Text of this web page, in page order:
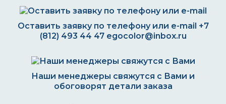
Оставить заявку по телефону или e-mail +7
(812) 493 44 47 egocolor@inbox.ru
Наши менеджеры свяжутся с Вами и
обоговорят детали заказа